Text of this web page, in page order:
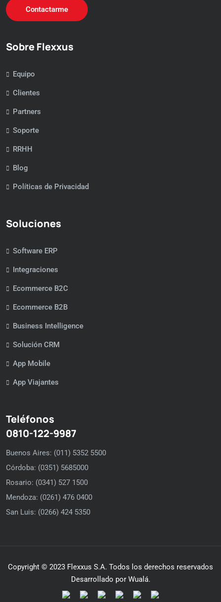
Contactarme
Sobre Flexxus
Equipo
Clientes
Partners
Soporte
RRHH
Blog
Políticas de Privacidad
Soluciones
Software ERP
Integraciones
Ecommerce B2C
Ecommerce B2B
Business Intelligence
Solución CRM
App Mobile
App Viajantes
Teléfonos
0810-122-9987
Buenos Aires: (011) 5352 5500
Córdoba: (0351) 5685000
Rosario: (0341) 527 1500
Mendoza: (0261) 476 0400
San Luis: (0266) 424 5350
Copyright © 2023 Flexxus S.A. Todos los derechos reservados
Desarrollado por Wualá.